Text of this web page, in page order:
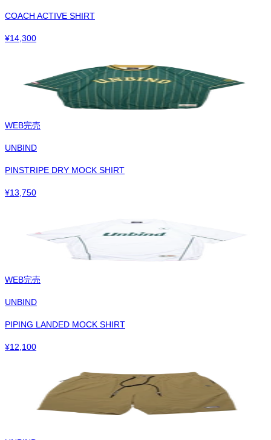
COACH ACTIVE SHIRT
¥14,300
WEB完売
UNBIND
PINSTRIPE DRY MOCK SHIRT
¥13,750
WEB完売
UNBIND
PIPING LANDED MOCK SHIRT
¥12,100